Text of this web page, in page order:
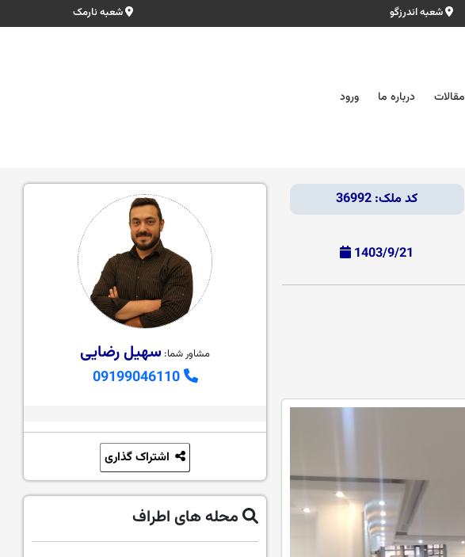
شعبه اندرزگو شعبه نارمک
مقالات درباره ما ورود
کد ملک: 36992
1403/9/21
مشاور شما: سهیل رضایی
09199046110
محله های اطراف